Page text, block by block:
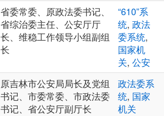
省委常委、原政法委书记、
省综治委主任、公安厅厅
长、维稳工作领导小组副组
长
“610”系
统, 政法
委系统,
国家机
关, 公安
原吉林市公安局局长及党组
书记、市委常委、市政法委
书记、省公安厅副厅长
政法委系
统, 国家
机关